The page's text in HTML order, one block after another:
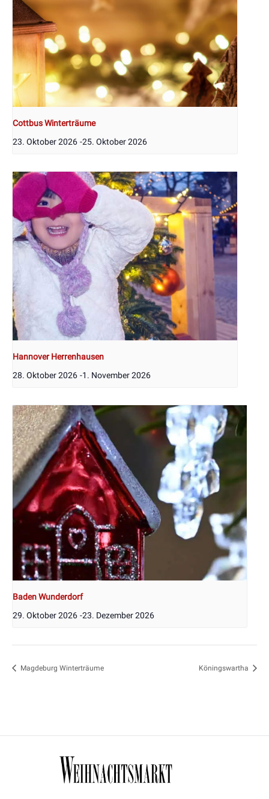
Cottbus Winterträume
23. Oktober 2026 -25. Oktober 2026
Hannover Herrenhausen
28. Oktober 2026 -1. November 2026
Baden Wunderdorf
29. Oktober 2026 -23. Dezember 2026
Magdeburg Winterträume Köningswartha